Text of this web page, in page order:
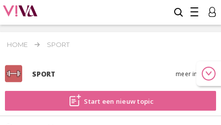
HOME SPORT
SPORT meer info
Start een nieuw topic